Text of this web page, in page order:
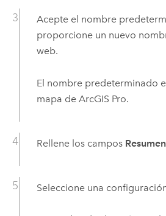
Acepte el nombre
proporcione un nuevo
web.
El nombre predeterminado
mapa de ArcGIS Pro.
Rellene los campos Resumen
Seleccione una